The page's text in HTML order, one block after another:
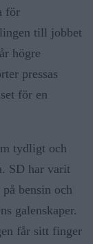
för
till jobbet
högre
pressas
för en
tydligt och
SD har varit
bensin och
galenskaper.
får sitt finger